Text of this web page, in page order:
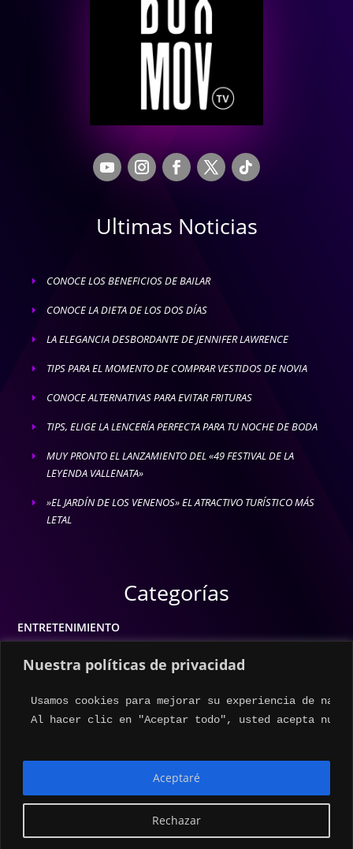
Nuestra políticas de privacidad
Usamos cookies para mejorar su experiencia de
Al hacer clic en "Aceptar todo", usted acepta
Rechazar
Aceptaré
Ultimas Noticias
E CONOCE LOS BENEFICIOS DE BAILAR
E CONOCE LA DIETA DE LOS DOS DÍAS
E LA ELEGANCIA DESBORDANTE DE JENNIFER LAWRENCE
E TIPS PARA EL MOMENTO DE COMPRAR VESTIDOS DE NOVIA
E CONOCE ALTERNATIVAS PARA EVITAR FRITURAS
E TIPS, ELIGE LA LENCERÍA PERFECTA PARA TU NOCHE DE BODA
E
MUY PRONTO EL LANZAMIENTO DEL «49 FESTIVAL DE LA
LEYENDA VALLENATA»
E
»EL JARDÍN DE LOS VENENOS» EL ATRACTIVO TURÍSTICO MÁS
LETAL
Categorías
ENTRETENIMIENTO
ESTILO DE VIDA